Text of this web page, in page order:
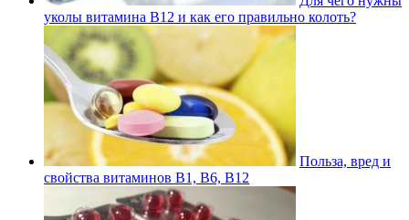
уколы витамина В12 и как его правильно колоть?
Польза, вред и
свойства витаминов В1, В6, В12